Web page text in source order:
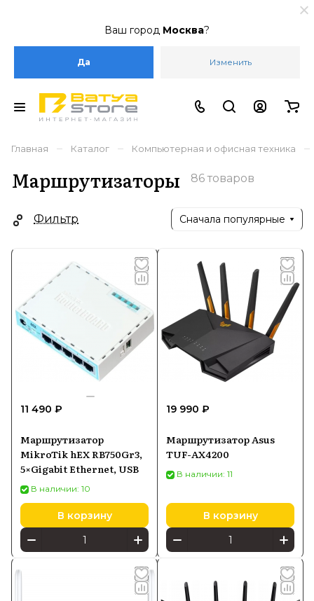
Ваш город Москва?
Да Изменить
Главная – Каталог – Компьютерная и офисная техника –
Маршрутизаторы 86 товаров
Фильтр Сначала популярные
11 490 ₽
Маршрутизатор
MikroTik hEX RB750Gr3,
5×Gigabit Ethernet, USB
В наличии: 10
В корзину
19 990 ₽
Маршрутизатор Asus
TUF-AX4200
В наличии: 11
В корзину